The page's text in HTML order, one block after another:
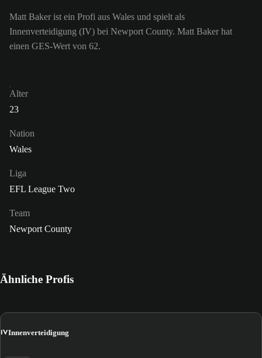
Matt Baker ist ein Profi aus Wales und spielt als
Innenverteidigung (IV) bei Newport County. Matt Baker hat
einen GES-Wert von 62.
Alter
23
Nation
Wales
Liga
EFL League Two
Team
Newport County
Ähnliche Profis
IVInnenverteidigung